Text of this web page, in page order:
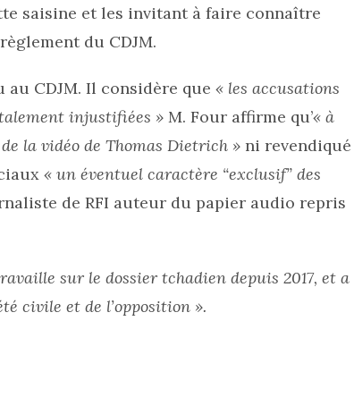
saisine et les invitant à faire connaître
du CDJM.
au CDJM. Il considère que « les accusations
injustifiées » M. Four affirme qu’« à
la vidéo de Thomas Dietrich » ni revendiqué
« un éventuel caractère “exclusif” des
de RFI auteur du papier audio repris
sur le dossier tchadien depuis 2017, et a
civile et de l’opposition ».